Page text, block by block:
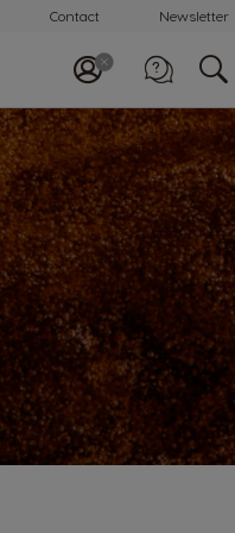
Contact Newsletter
Apelează-ne
0800 863 785